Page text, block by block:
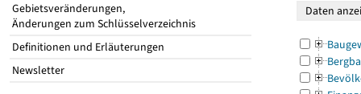
Gebietsveränderungen,
Änderungen zum Schlüsselverzeichnis
Definitionen und Erläuterungen
Newsletter